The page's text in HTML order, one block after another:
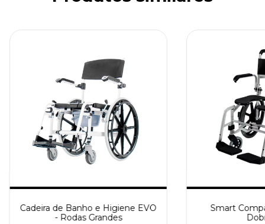
Cadeira de Banho e Higiene EVO
- Rodas Grandes
Smart